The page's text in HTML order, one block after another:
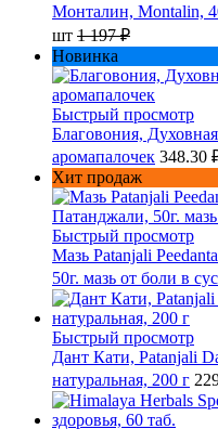
Монталин, Montalin,
шт 1 197 ₽
Новинка
Быстрый просмотр
Благовония,
аромапалочек 348.30
Хит продаж
Быстрый просмотр
Мазь Patanjali
50г. мазь от боли в
Быстрый просмотр
Дант Кати, Patanjali
натуральная, 200 г